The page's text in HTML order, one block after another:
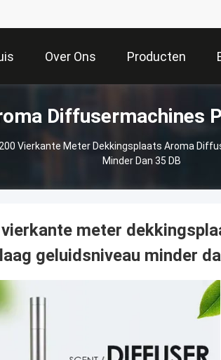
Over Ons Producten
Diffusermachines
200 Vierkante Meter Dekkingsplaats Aroma
Minder Dan 35 DB
meter
geluidsniveau minder